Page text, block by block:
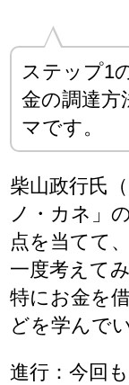
ステップ1
金の調達方
マです。
柴山政行氏
ノ・カネ」
点を当てて
一度考えて
特にお金を
どを学んで
進行：今回